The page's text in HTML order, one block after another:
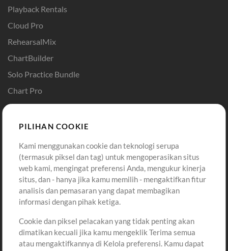
Playback Rentals
Cloud Pro
RehearsalMix
ChartBuilder
Solo Practice Bundle
Chart Pro
Template ProPresenter
Sound
Pembelian
Beli Kredit
Konten Gratis
Permintaan Lagu
Lain-lain
Sesi
Akun
Masuk
Daftar
Lihat Keranjang
PILIHAN COOKIE
Kami menggunakan cookie dan teknologi serupa
(termasuk piksel dan tag) untuk mengoperasikan situs
web kami, mengingat preferensi Anda, mengukur kinerja
situs, dan - hanya jika kamu memilih - mengaktifkan fitur
analisis dan pemasaran yang dapat membagikan
informasi dengan pihak ketiga.
Cookie dan piksel pelacakan yang tidak penting akan
dimatikan kecuali jika kamu mengeklik Terima semua
atau mengaktifkannya di Kelola preferensi. Kamu dapat